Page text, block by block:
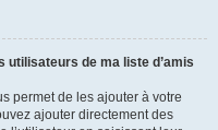
utilisateurs de ma liste d’amis
permet de les ajouter à votre
ajouter directement des